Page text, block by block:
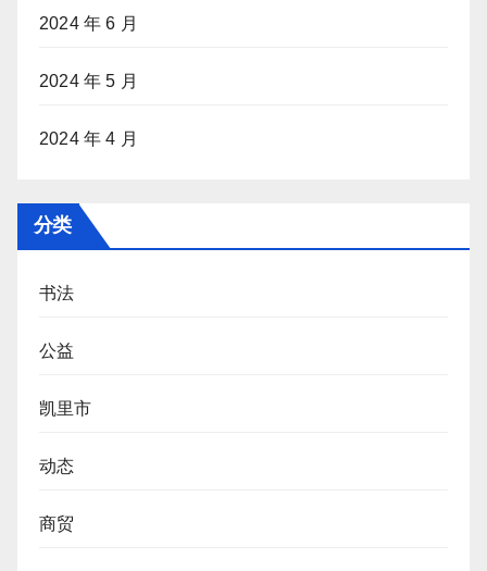
2024 年 6 月
2024 年 5 月
2024 年 4 月
分类
书法
公益
凯里市
动态
商贸